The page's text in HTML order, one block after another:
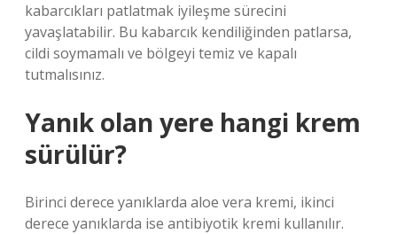
kabarcıkları patlatmak iyileşme sürecini
yavaşlatabilir. Bu kabarcık kendiliğinden patlarsa,
cildi soymamalı ve bölgeyi temiz ve kapalı
tutmalısınız.
Yanık olan yere hangi krem
sürülür?
Birinci derece yanıklarda aloe vera kremi, ikinci
derece yanıklarda ise antibiyotik kremi kullanılır.